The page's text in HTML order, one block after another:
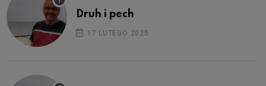
Druh i pech
17 LUTEGO 2025